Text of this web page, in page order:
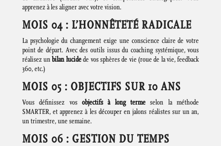
apprenez à les aligner avec votre vision.
MOIS 04 : L’HONNÊTETÉ RADICALE
La psychologie du changement exige une conscience claire de votre
point de départ. Avec des outils issus du coaching systémique, vous
réalisez unbilan lucidede vos sphères de vie (roue de la vie, feedback
360, etc.)
MOIS 05 : OBJECTIFS SUR 10 ANS
Vous définissez vos objectifs à long terme selon la méthode
SMARTER, et apprenez à les découper en jalons réalistes sur un an,
un trimestre, une semaine.
MOIS 06 : GESTION DU TEMPS